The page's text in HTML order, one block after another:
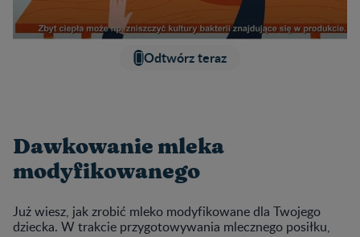
Odtwórz teraz
Dawkowanie mleka
modyfikowanego
Już wiesz, jak zrobić mleko modyfikowane dla Twojego
dziecka. W trakcie przygotowywania mlecznego posiłku,